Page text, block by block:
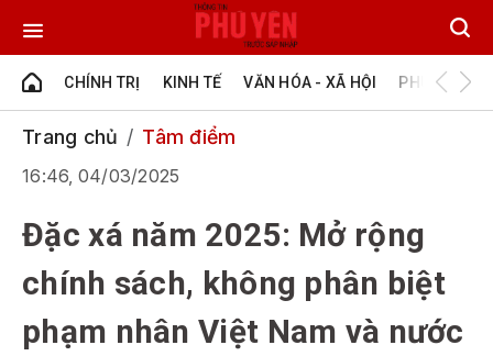
CHÍNH TRỊ KINH TẾ VĂN HÓA - XÃ HỘI PHÚ YÊN -
Trang chủ Tâm điểm
16:46, 04/03/2025
Đặc xá năm 2025: Mở rộng
chính sách, không phân biệt
phạm nhân Việt Nam và nước